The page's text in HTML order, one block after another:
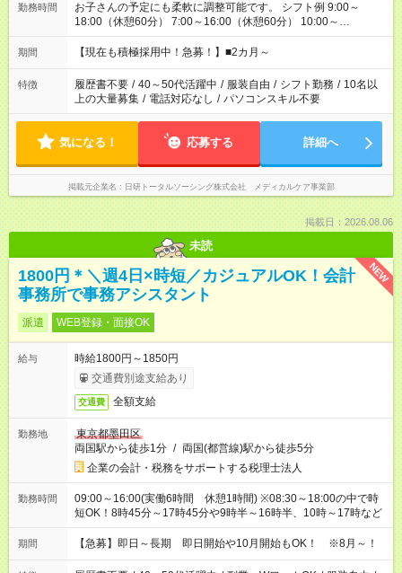
勤務時間
お子さんの予定にも柔軟に調整可能です。 シフト例 9:00～
18:00（休憩60分） 7:00～16:00（休憩60分） 10:00～
19:00（休憩60分） ※Wワーク希望の方へ 今ご覧のお仕事で希
望する勤務時間と、もう1つのお仕事の勤務時間の合計が 週40
期間 【現在も積極採用中！急募！】■2カ月～
特徴 履歴書不要 / 40～50代活躍中 / 服装自由 / シフト勤務 / 10名以
上の大量募集 / 電話対応なし / パソコンスキル不要
気になる！ 応募する 詳細へ
掲載元企業名 日研トータルソーシング株式会社 メディカルケア事業部
掲載日：2026.08.06
未読
NEW
1800円＊＼週4日×時短／カジュアルOK！会計
事務所で事務アシスタント
派遣 WEB登録・面接OK
給与
時給1800円～1850円
交通費別途支給あり
交通費 全額支給
勤務地
東京都墨田区
両国駅から徒歩1分 / 両国(都営線)駅から徒歩5分
企業の会計・税務をサポートする税理士法人
勤務時間
09:00～16:00(実働6時間 休憩1時間) ※08:30～18:00の中で時
短OK！8時45分～17時45分や9時半～16時半、10時～17時など
期間 【急募】即日～長期 即日開始や10月開始もOK！ ※8月～！